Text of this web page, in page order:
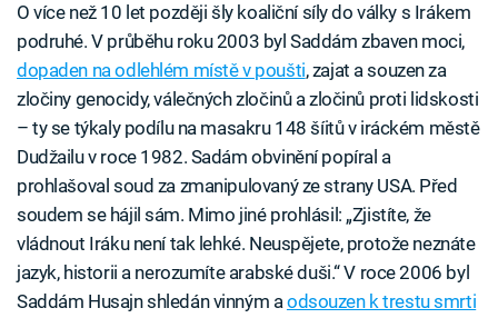
O více než 10 let později šly koaliční síly do války s Irákem
podruhé. V průběhu roku 2003 byl Saddám zbaven moci,
dopaden na odlehlém místě v poušti, zajat a souzen za
zločiny genocidy, válečných zločinů a zločinů proti lidskosti
– ty se týkaly podílu na masakru 148 šíitů v iráckém městě
Dudžailu v roce 1982. Sadám obvinění popíral a
prohlašoval soud za zmanipulovaný ze strany USA. Před
soudem se hájil sám. Mimo jiné prohlásil: „Zjistíte, že
vládnout Iráku není tak lehké. Neuspějete, protože neznáte
jazyk, historii a nerozumíte arabské duši.“ V roce 2006 byl
Saddám Husajn shledán vinným aodsouzen k trestu smrti